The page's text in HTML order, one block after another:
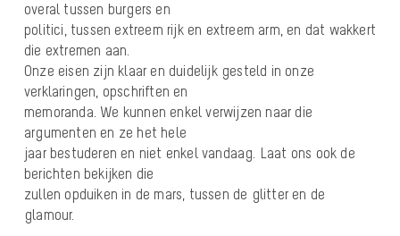
overal tussen burgers en
politici, tussen extreem rijk en extreem arm, en dat wakkert
die extremen aan.
Onze eisen zijn klaar en duidelijk gesteld in onze
verklaringen, opschriften en
memoranda. We kunnen enkel verwijzen naar die
argumenten en ze het hele
jaar bestuderen en niet enkel vandaag. Laat ons ook de
berichten bekijken die
zullen opduiken in de mars, tussen de glitter en de
glamour.